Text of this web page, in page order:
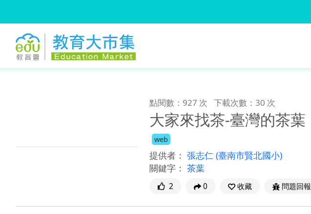
點閱數：927 次 下載次數：30 次
大家來找茶-臺灣的茶葉
web
提供者： 張志仁 (臺南市賢北國小)
關鍵字： 茶葉
2 0 收藏 問題回報